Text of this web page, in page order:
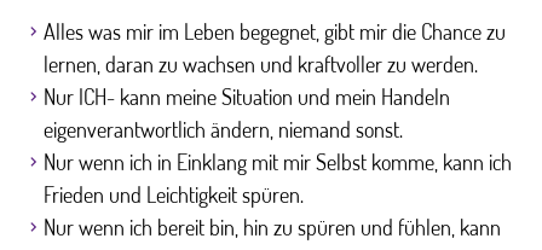
Alles was mir im Leben begegnet, gibt mir die Chance zu
lernen, daran zu wachsen und kraftvoller zu werden.
Nur ICH- kann meine Situation und mein Handeln
eigenverantwortlich ändern, niemand sonst.
Nur wenn ich in Einklang mit mir Selbst komme, kann ich
Frieden und Leichtigkeit spüren.
Nur wenn ich bereit bin, hin zu spüren und fühlen, kann